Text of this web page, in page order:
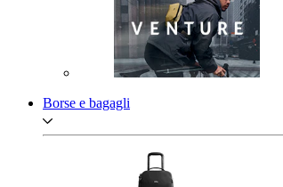
Borse e bagagli